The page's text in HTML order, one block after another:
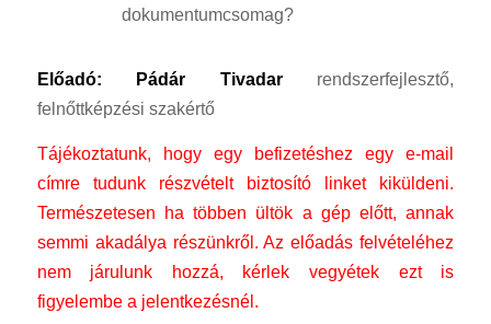
dokumentumcsomag?
Előadó: Pádár Tivadar rendszerfejlesztő,
felnőttképzési szakértő
Tájékoztatunk, hogy egy befizetéshez egy e-mail
címre tudunk részvételt biztosító linket kiküldeni.
Természetesen ha többen ültök a gép előtt, annak
semmi akadálya részünkről.Az előadás felvételéhez
nem járulunk hozzá, kérlek vegyétek ezt is
figyelembe a jelentkezésnél.